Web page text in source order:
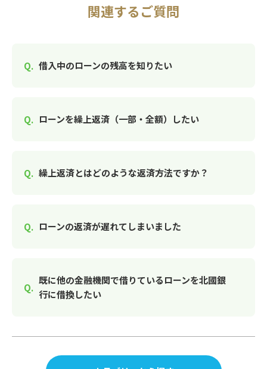
関連するご質問
借入中のローンの残高を知りたい
ローンを繰上返済（一部・全額）したい
繰上返済とはどのような返済方法ですか？
ローンの返済が遅れてしまいました
既に他の金融機関で借りているローンを北國銀
行に借換したい